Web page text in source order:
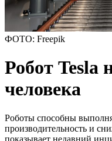
ФОТО: Freepik
Робот Tesla
человека
Роботы способны
производительность и
показывает недавний